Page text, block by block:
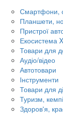
Смартфони,
Планшети,
Пристрої
Екосистема
Товари для
Аудіо/відео
Автотовари
Інструменти
Товари для
Туризм,
Здоров'я,